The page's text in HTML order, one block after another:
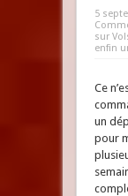
5
sur
enfin
Ce
un
pour